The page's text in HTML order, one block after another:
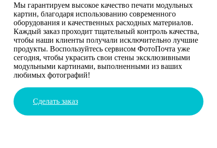
Мы гарантируем высокое качество печати модульных
картин, благодаря использованию современного
оборудования и качественных расходных материалов.
Каждый заказ проходит тщательный контроль качества,
чтобы наши клиенты получали исключительно лучшие
продукты. Воспользуйтесь сервисом ФотоПочта уже
сегодня, чтобы украсить свои стены эксклюзивными
модульными картинами, выполненными из ваших
любимых фотографий!
Сделать заказ